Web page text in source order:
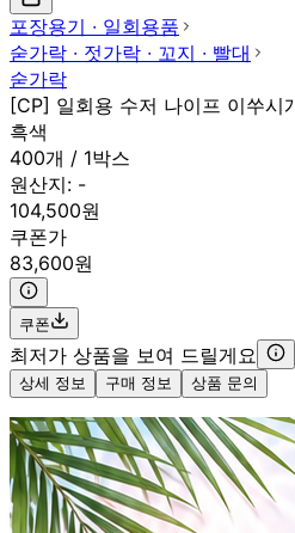
포장용기 ∙ 일회용품
숟가락 ∙ 젓가락 ∙ 꼬지 ∙ 빨대
숟가락
[CP] 일회용 수저 나이프 이쑤시
흑색
400개 / 1박스
원산지: -
104,500원
쿠폰가
83,600원
쿠폰
최저가 상품을 보여 드릴게요
상세 정보 구매 정보 상품 문의